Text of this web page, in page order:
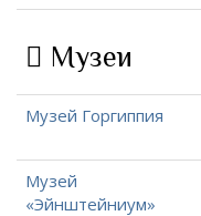
Музеи
Музей Горгиппия
Музей
«Эйнштейниум»